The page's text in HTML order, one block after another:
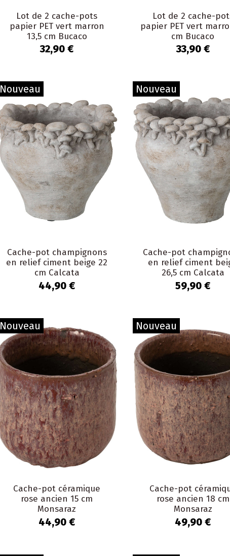
Lot de 2 cache-pots
papier PET vert marron
13,5 cm Bucaco
32,90 €
Lot de 2 cache-
papier PET vert
cm Bucaco
33,90 €
Nouveau
Cache-pot champignons
en relief ciment beige 22
cm Calcata
44,90 €
Nouveau
Cache-pot
en relief ciment
26,5 cm Calcata
59,90 €
Nouveau
Cache-pot céramique
rose ancien 15 cm
Monsaraz
44,90 €
Nouveau
Cache-pot
rose ancien 18 cm
Monsaraz
49,90 €